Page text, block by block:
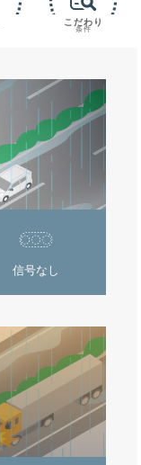
こだわり
条件
信号なし